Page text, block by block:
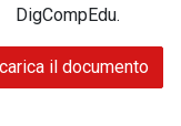
DigCompEdu.
il documento